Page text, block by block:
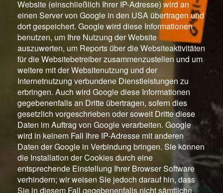
Website (einschließlich Ihrer IP-Adresse) wird an
einen Server von Google in den USA übertragen und
dort gespeichert. Google wird diese Informationen
benutzen, um Ihre Nutzung der Website
auszuwerten, um Reports über die Websiteaktivitäten
für die Websitebetreiber zusammenzustellen und um
weitere mit der Websitenutzung und der
Internetnutzung verbundene Dienstleistungen zu
erbringen. Auch wird Google diese Informationen
gegebenenfalls an Dritte übertragen, sofern dies
gesetzlich vorgeschrieben oder soweit Dritte diese
Daten im Auftrag von Google verarbeiten. Google
wird in keinem Fall Ihre IP-Adresse mit anderen
Daten der Google in Verbindung bringen. Sie können
die Installation der Cookies durch eine
entsprechende Einstellung Ihrer Browser Software
verhindern; wir weisen Sie jedoch darauf hin, dass
Sie in diesem Fall gegebenenfalls nicht sämtliche